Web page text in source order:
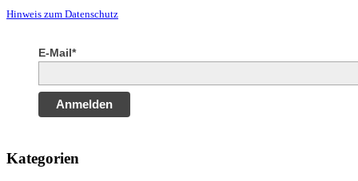
Hinweis zum Datenschutz
E-Mail*
Anmelden
Kategorien